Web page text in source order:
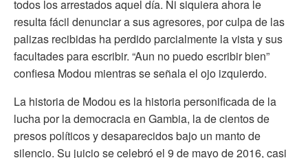
todos los arrestados aquel día. Ni siquiera ahora le
resulta fácil denunciar a sus agresores, por culpa de las
palizas recibidas ha perdido parcialmente la vista y sus
facultades para escribir. “Aun no puedo escribir bien”
confiesa Modou mientras se señala el ojo izquierdo.
La historia de Modou es la historia personificada de la
lucha por la democracia en Gambia, la de cientos de
presos políticos y desaparecidos bajo un manto de
silencio. Su juicio se celebró el 9 de mayo de 2016, casi